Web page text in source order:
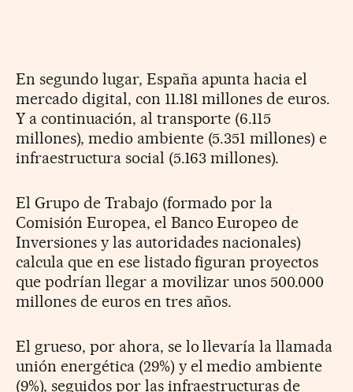
En segundo lugar, España apunta hacia el
mercado digital, con 11.181 millones de euros.
Y a continuación, al transporte (6.115
millones), medio ambiente (5.351 millones) e
infraestructura social (5.163 millones).
El Grupo de Trabajo (formado por la
Comisión Europea, el Banco Europeo de
Inversiones y las autoridades nacionales)
calcula que en ese listado figuran proyectos
que podrían llegar a movilizar unos 500.000
millones de euros en tres años.
El grueso, por ahora, se lo llevaría la llamada
unión energética (29%) y el medio ambiente
(9%), seguidos por las infraestructuras de